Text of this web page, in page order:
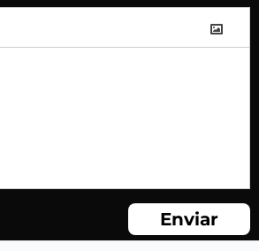
Enviar